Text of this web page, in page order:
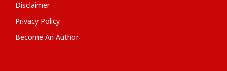
Disclaimer
Privacy Policy
Become An Author